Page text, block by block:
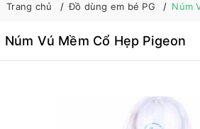
Trang chủ Đồ dùng em bé PG Núm
Núm Vú Mềm Cổ Hẹp Pigeon